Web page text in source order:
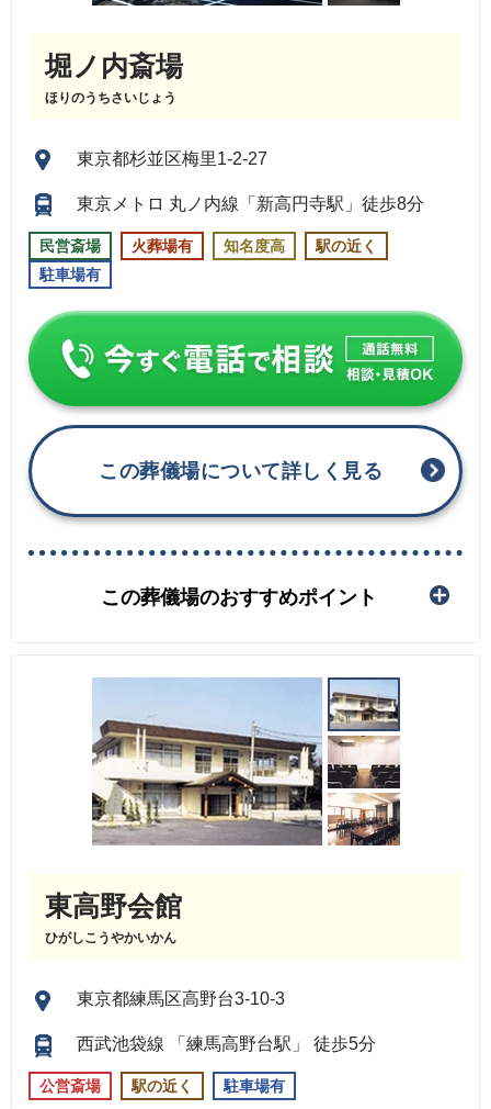
堀ノ内斎場
ほりのうちさいじょう
東京都杉並区梅里1-2-27
東京メトロ 丸ノ内線「新高円寺駅」徒歩8分
民営斎場 火葬場有 知名度高
駅の近く
駐車場有
この葬儀場について詳しく見る
この葬儀場のおすすめポイント
東高野会館
ひがしこうやかいかん
東京都練馬区高野台3-10-3
西武池袋線 「練馬高野台駅」 徒歩5分
公営斎場 駅の近く 駐車場有